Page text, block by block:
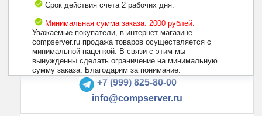
Срок действия счета 2 рабочих дня.
Минимальная сумма заказа: 2000 рублей.
Уважаемые покупатели, в интернет-магазине
compserver.ru продажа товаров осуществляется с
минимальной наценкой. В связи с этим мы
вынужденны сделать ограничение на минимальную
сумму заказа. Благодарим за понимание.
+7 (495) 223-13-47
+7 (999) 825-80-00
info@compserver.ru